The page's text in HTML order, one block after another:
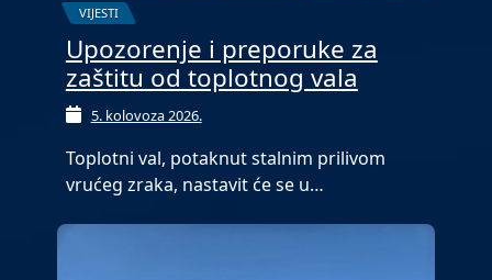
VIJESTI
Upozorenje i preporuke za
zaštitu od toplotnog vala
5. kolovoza 2026.
Toplotni val, potaknut stalnim prilivom
vrućeg zraka, nastavit će se u…